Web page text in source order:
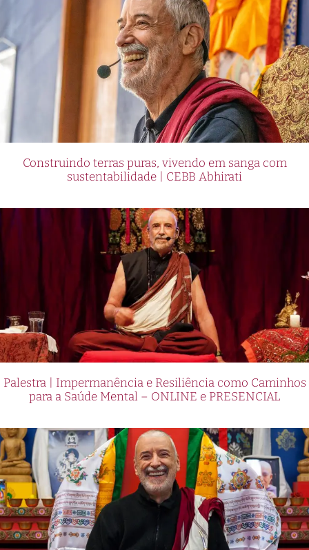
Construindo terras puras, vivendo em sanga com
sustentabilidade | CEBB Abhirati
Palestra | Impermanência e Resiliência como Caminhos
para a Saúde Mental – ONLINE e PRESENCIAL